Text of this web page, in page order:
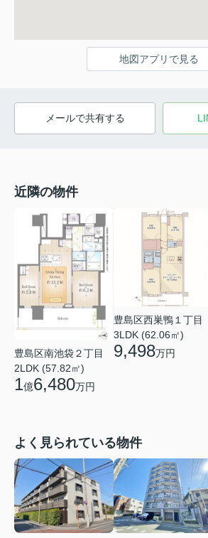
地図アプリで見る
メールで共有する
近隣の物件
豊島区南池袋２丁目
2LDK (57.82㎡)
1億6,480万円
豊島区西巣鴨１丁目
3LDK (62.06㎡)
9,498万円
よく見られている物件